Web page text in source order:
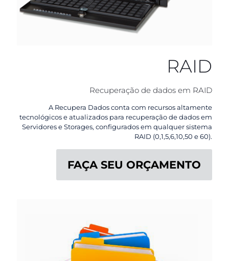
RAID
Recuperação de dados em RAID
A Recupera Dados conta com recursos altamente
tecnológicos e atualizados para recuperação de dados em
Servidores e Storages, configurados em qualquer sistema
RAID (0,1,5,6,10,50 e 60).
FAÇA SEU ORÇAMENTO